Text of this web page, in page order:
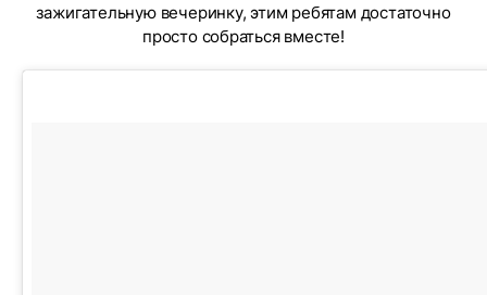
зажигательную вечеринку, этим ребятам достаточно
просто собраться вместе!